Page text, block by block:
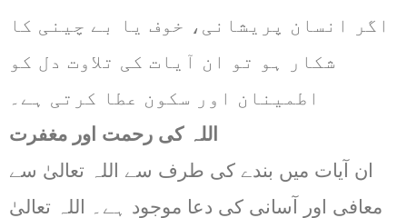
اگر انسان پریشانی، خوف یا بے چینی کا
شکار ہو تو ان آیات کی تلاوت دل کو
اطمینان اور سکون عطا کرتی ہے۔
اللہ کی رحمت اور مغفرت
ان آیات میں بندے کی طرف سے اللہ تعالیٰ سے
معافی اور آسانی کی دعا موجود ہے۔ اللہ تعالیٰ